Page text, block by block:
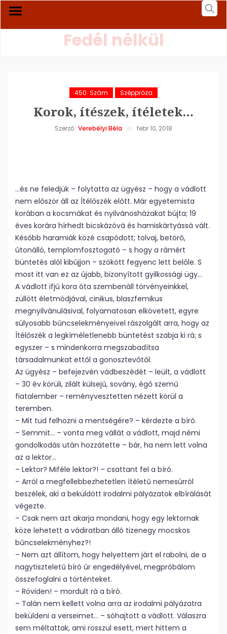
Fedél nélkül
450. Szám Széppróza
Korok, ítészek, ítéletek…
Szerző: Verebélyi Béla febr 10, 2018
…és ne feledjük – folytatta az ügyész – hogy a vádlott
nem először áll az Ítélőszék előtt. Már egyetemista
korában a kocsmákat és nyilvánosházakat bújta; 19
éves korára hírhedt bicskázóvá és hamiskártyássá vált.
Később haramiák közé csapódott; tolvaj, betörő,
útonálló, templomfosztogató – s hogy a rámért
büntetés alól kibújjon – szökött fegyenc lett belőle. S
most itt van ez az újabb, bizonyított gyilkossági ügy…
A vádlott ifjú kora óta szembenáll törvényeinkkel,
züllött életmódjával, cinikus, blaszfemikus
megnyilvánulásival, folyamatosan elkövetett, egyre
súlyosabb bűncselekményeivel rászolgált arra, hogy az
Ítélőszék a legkíméletlenebb büntetést szabja ki rá; s
egyszer – s mindenkorra megszabadítsa
társadalmunkat ettől a gonosztevőtől.
Az ügyész – befejezvén vádbeszédét – leült, a vádlott
– 30 év körüli, zilált külsejű, sovány, égő szemű
fiatalember – reményvesztetten nézett körül a
teremben.
– Mit tud felhozni a mentségére? – kérdezte a bíró.
– Semmit… – vonta meg vállát a vádlott, majd némi
gondolkodás után hozzátette – bár, ha nem lett volna
az a lektor…
– Lektor? Miféle lektor?! – csattant fel a bíró.
– Arról a megfellebbezhetetlen ítéletű nemesúrról
beszélek, aki a beküldött irodalmi pályázatok elbírálását
végezte.
– Csak nem azt akarja mondani, hogy egy lektornak
köze lehetett a vádiratban álló tizenegy mocskos
bűncselekményhez?!
– Nem azt állítom, hogy helyettem járt el rabolni, de a
nagytiszteletű bíró úr engedélyével, megpróbálom
összefoglalni a történteket.
– Röviden! – mordult rá a bíró.
– Talán nem kellett volna arra az irodalmi pályázatra
beküldeni a verseimet… – sóhajtott a vádlott. Válaszra
sem méltattak, ami rosszul esett, mert hittem a